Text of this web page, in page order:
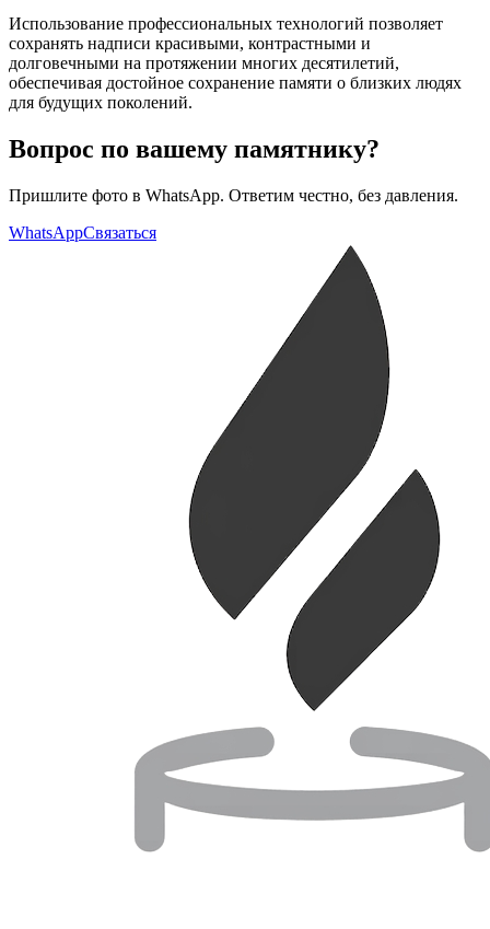
Использование профессиональных технологий позволяет
сохранять надписи красивыми, контрастными и
долговечными на протяжении многих десятилетий,
обеспечивая достойное сохранение памяти о близких людях
для будущих поколений.
Вопрос по вашему памятнику?
Пришлите фото в WhatsApp. Ответим честно, без давления.
WhatsAppСвязаться